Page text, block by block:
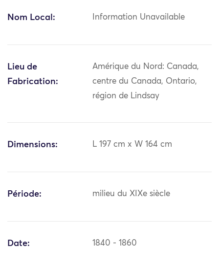
Nom Local: Information Unavailable
Lieu de
Fabrication:
Amérique du Nord: Canada,
centre du Canada, Ontario,
région de Lindsay
Dimensions: L 197 cm x W 164 cm
Période: milieu du XIXe siècle
Date: 1840 - 1860